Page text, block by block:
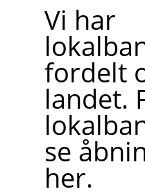
Vi har
fordelt
landet.
se
her.